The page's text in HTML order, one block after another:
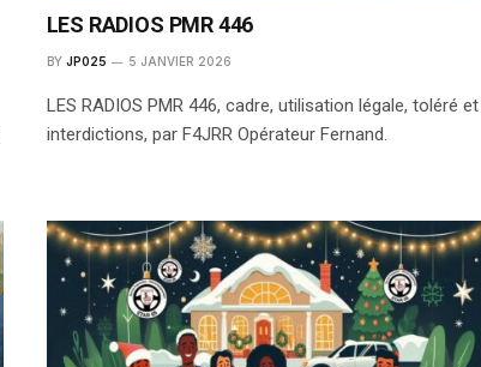
LES RADIOS PMR 446
BY JP025 5 JANVIER 2026
LES RADIOS PMR 446, cadre, utilisation légale, toléré et
interdictions, par F4JRR Opérateur Fernand.